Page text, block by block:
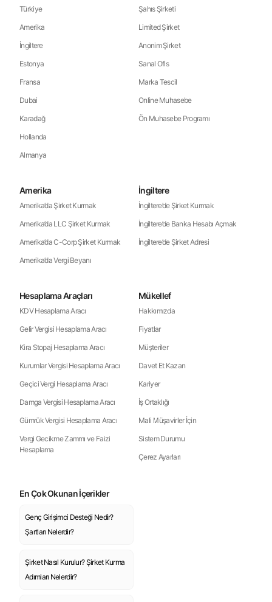
Türkiye
Amerika
İngiltere
Estonya
Fransa
Dubai
Karadağ
Hollanda
Almanya
Şahıs Şirketi
Limited Şirket
Anonim Şirket
Sanal Ofis
Marka Tescil
Online Muhasebe
Ön Muhasebe Programı
Amerika
Amerika’da Şirket Kurmak
Amerika’da LLC Şirket Kurmak
Amerika’da C-Corp Şirket Kurmak
Amerika’da Vergi Beyanı
İngiltere
İngiltere’de Şirket Kurmak
İngiltere’de Banka Hesabı Açmak
İngiltere’de Şirket Adresi
Hesaplama Araçları
KDV Hesaplama Aracı
Gelir Vergisi Hesaplama Aracı
Kira Stopaj Hesaplama Aracı
Kurumlar Vergisi Hesaplama Aracı
Geçici Vergi Hesaplama Aracı
Damga Vergisi Hesaplama Aracı
Gümrük Vergisi Hesaplama Aracı
Vergi Gecikme Zammı ve Faizi
Hesaplama
Mükellef
Hakkımızda
Fiyatlar
Müşteriler
Davet Et Kazan
Kariyer
İş Ortaklığı
Mali Müşavirler İçin
Sistem Durumu
Çerez Ayarları
En Çok Okunan İçerikler
Genç Girişimci Desteği Nedir?
Şartları Nelerdir?
Şirket Nasıl Kurulur? Şirket Kurma
Adımları Nelerdir?